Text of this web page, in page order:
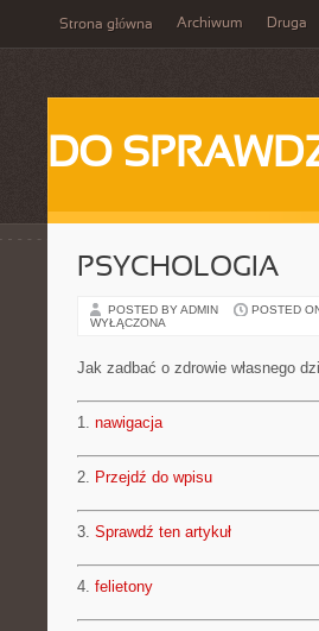
Strona główna Archiwum Druga
DO
PSYCHOLOGIA
POSTED BY ADMIN POSTED
WYŁĄCZONA
Jak zadbać o zdrowie własnego
1. nawigacja
2. Przejdź do wpisu
3. Sprawdź ten artykuł
4. felietony